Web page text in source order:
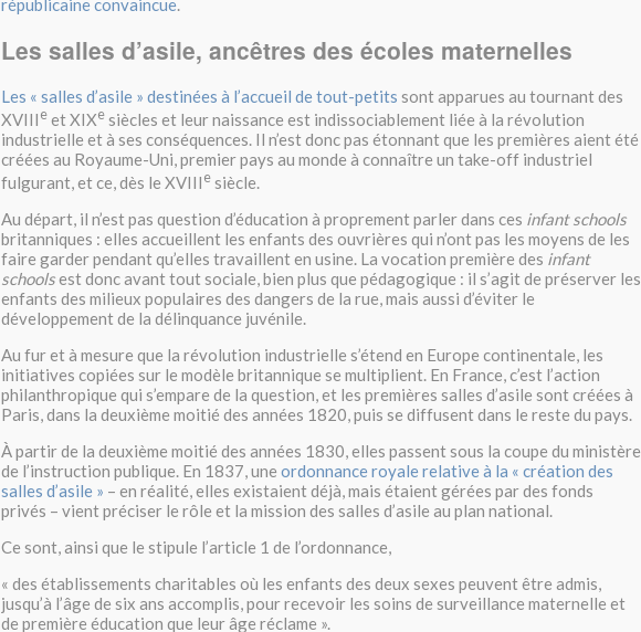
républicaine convaincue.
Les salles d’asile, ancêtres des écoles maternelles
Les « salles d’asile » destinées à l’accueil de tout-petits sont apparues au tournant des
XVIII e et XIXe siècles et leur naissance est indissociablement liée à la révolution
industrielle et à ses conséquences. Il n’est donc pas étonnant que les premières aient été
créées au Royaume-Uni, premier pays au monde à connaître un take-off industriel
fulgurant, et ce, dès le XVIII e siècle.
Au départ, il n’est pas question d’éducation à proprement parler dans ces infant schools
britanniques : elles accueillent les enfants des ouvrières qui n’ont pas les moyens de les
faire garder pendant qu’elles travaillent en usine. La vocation première des infant
schoolsest donc avant tout sociale, bien plus que pédagogique : il s’agit de préserver les
enfants des milieux populaires des dangers de la rue, mais aussi d’éviter le
développement de la délinquance juvénile.
Au fur et à mesure que la révolution industrielle s’étend en Europe continentale, les
initiatives copiées sur le modèle britannique se multiplient. En France, c’est l’action
philanthropique qui s’empare de la question, et les premières salles d’asile sont créées à
Paris, dans la deuxième moitié des années 1820, puis se diffusent dans le reste du pays.
À partir de la deuxième moitié des années 1830, elles passent sous la coupe du ministère
de l’instruction publique. En 1837, une ordonnance royale relative à la « création des
salles d’asile » – en réalité, elles existaient déjà, mais étaient gérées par des fonds
privés – vient préciser le rôle et la mission des salles d’asile au plan national.
Ce sont, ainsi que le stipule l’article 1 de l’ordonnance,
« des établissements charitables où les enfants des deux sexes peuvent être admis,
jusqu’à l’âge de six ans accomplis, pour recevoir les soins de surveillance maternelle et
de première éducation que leur âge réclame ».